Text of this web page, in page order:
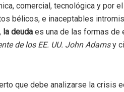
comercial, tecnológica y por
bélicos, e inaceptables
la deuda es una de las formas de
de los EE. UU. John Adamsy
que debe analizarse la crisis